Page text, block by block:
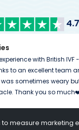
with British IVF
to an excellent team
sometimes weary
Thank you so
to measure marketing